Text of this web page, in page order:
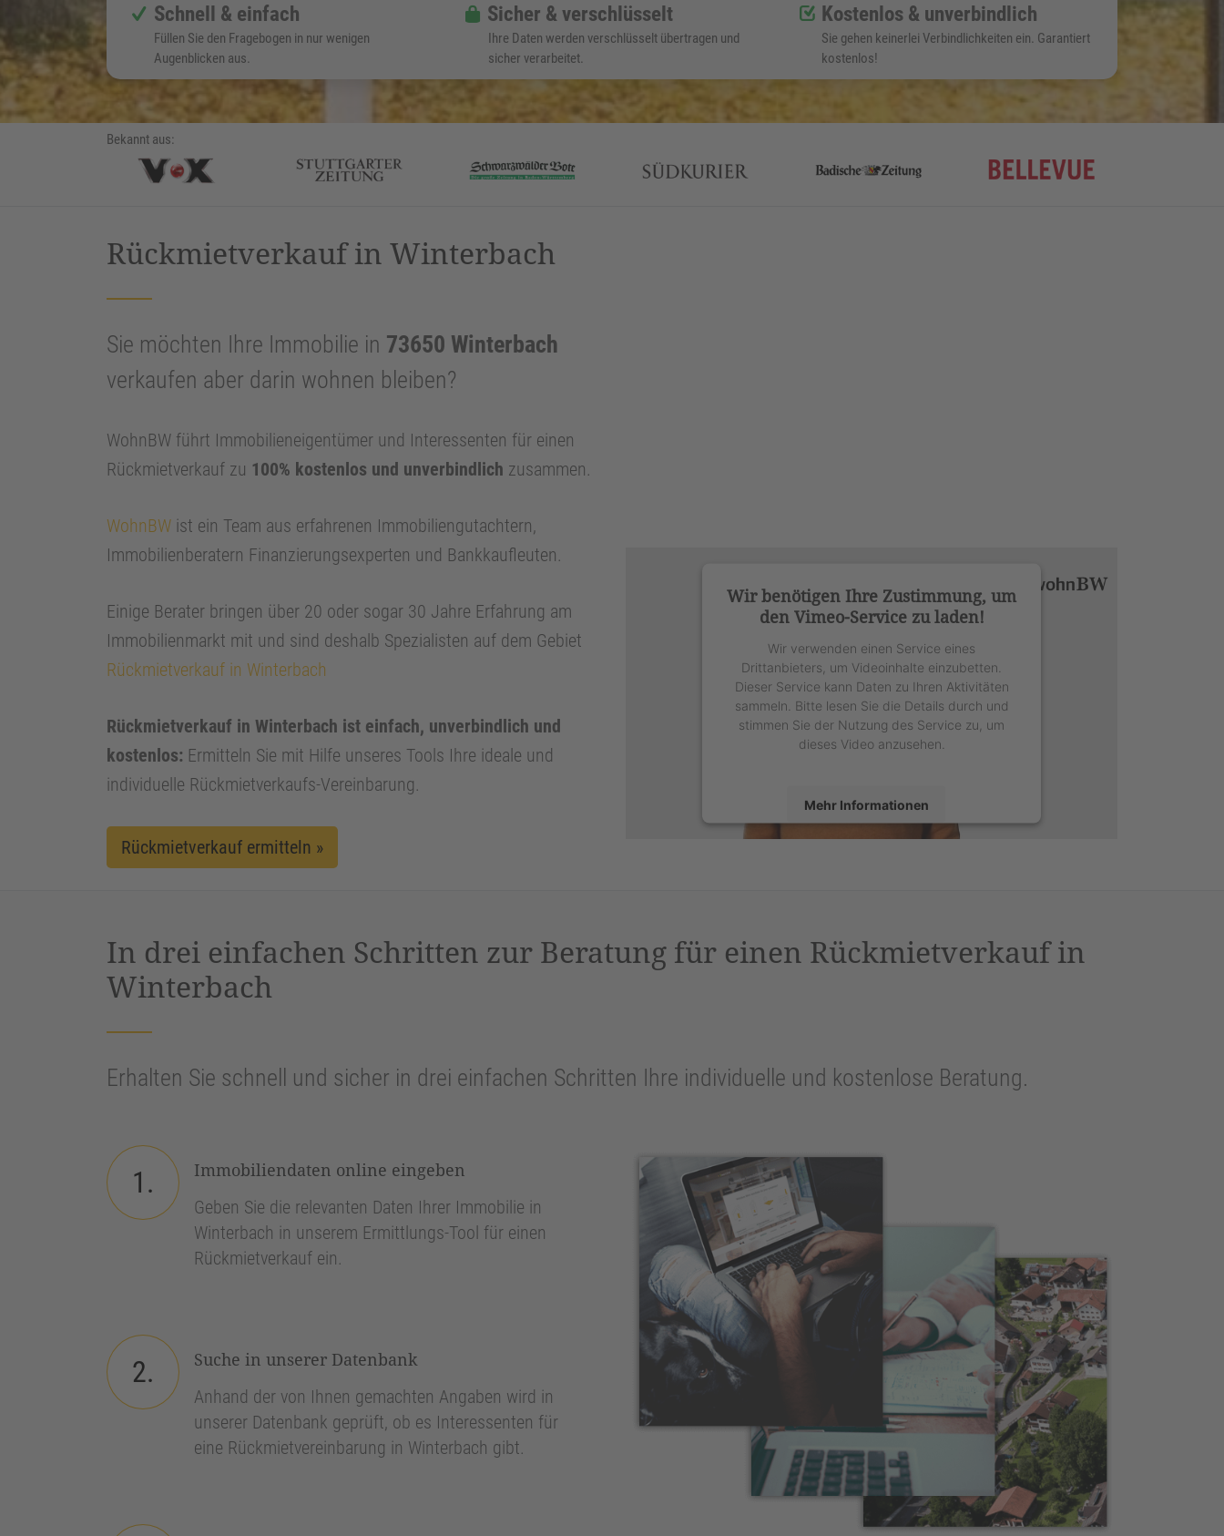
Schnell & einfach
Füllen Sie den Fragebogen in nur wenigen
Augenblicken aus.
Sicher & verschlüsselt
Ihre Daten werden verschlüsselt übertragen und
sicher verarbeitet.
Kostenlos & unverbindlich
Sie gehen keinerlei Verbindlichkeiten ein. Garantiert
kostenlos!
Bekannt aus:
Rückmietverkauf in Winterbach
Sie möchten Ihre Immobilie in 73650 Winterbach
verkaufen aber darin wohnen bleiben?
WohnBW führt Immobilieneigentümer und Interessenten für einen
Rückmietverkauf zu 100% kostenlos und unverbindlich zusammen.
WohnBW ist ein Team aus erfahrenen Immobiliengutachtern,
Immobilienberatern Finanzierungsexperten und Bankkaufleuten.
Einige Berater bringen über 20 oder sogar 30 Jahre Erfahrung am
Immobilienmarkt mit und sind deshalb Spezialisten auf dem Gebiet
Rückmietverkauf in Winterbach
Rückmietverkauf in Winterbach ist einfach, unverbindlich und
kostenlos: Ermitteln Sie mit Hilfe unseres Tools Ihre ideale und
individuelle Rückmietverkaufs-Vereinbarung.
Rückmietverkauf ermitteln »
Wir benötigen Ihre Zustimmung, um
den Vimeo-Service zu laden!
Wir verwenden einen Service eines
Drittanbieters, um Videoinhalte einzubetten.
Dieser Service kann Daten zu Ihren Aktivitäten
sammeln. Bitte lesen Sie die Details durch und
stimmen Sie der Nutzung des Service zu, um
dieses Video anzusehen.
Mehr Informationen
In drei einfachen Schritten zur Beratung für einen Rückmietverkauf in
Winterbach
Erhalten Sie schnell und sicher in drei einfachen Schritten Ihre individuelle und kostenlose Beratung.
1.
Immobiliendaten online eingeben
Geben Sie die relevanten Daten Ihrer Immobilie in
Winterbach in unserem Ermittlungs-Tool für einen
Rückmietverkauf ein.
2.
Suche in unserer Datenbank
Anhand der von Ihnen gemachten Angaben wird in
unserer Datenbank geprüft, ob es Interessenten für
eine Rückmietvereinbarung in Winterbach gibt.